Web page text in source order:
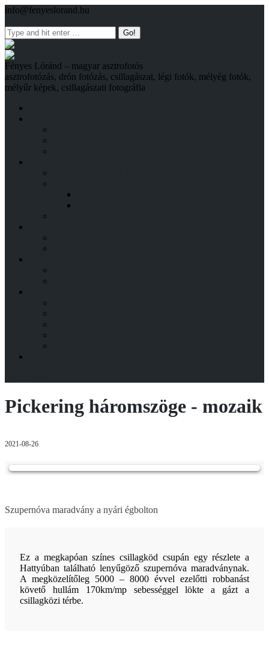
info@fenyeslorand.hu
Fényes Lóránd – magyar asztrofotós
asztrofotózás, drón fotózás, csillagászat, légi fotók, mélyég fotók,
mélyűr képek, csillagászati fotográfia
Pickering háromszöge - mozaik
2021-08-26
Szupernóva maradvány a nyári égbolton
Ez a megkapóan színes csillagköd csupán egy részlete a
Hattyúban található lenyűgöző szupernóva maradványnak.
A megközelítőleg 5000 – 8000 évvel ezelőtti robbanást
követő hullám 170km/mp sebességgel lökte a gázt a
csillagközi térbe.